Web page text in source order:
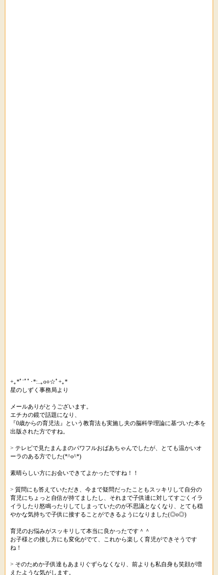
+｡*ﾟ¨ﾟﾟ･*:..｡o○☆ﾟ+｡*
星のしずく事務局より
メールありがとうございます。
エチカの鏡で話題になり、
『0歳からの育児法』という教育法も実施し夫の脳科学理論に基づいた本を
出版された方ですね。
> テレビで見たまんまのパワフルおばあちゃんでしたが、とても温かいオ
ーラのある方でした(*^o^*)
素晴らしい方にお会いできてよかったですね！！
> 質問にも答えていただき、今まで疑問だったこともスッキリして自分の
育児にちょっと自信が持てましたし、それまで子供達に対してすごくイラ
イラしたり怒鳴ったりしてしまっていたのが不思議となくなり、とても穏
やかな気持ちで子供に接することができるようになりました(◎o◎)
育児のお悩みがスッキリして本当に良かったです＾＾
お子様との接し方にも変化がでて、これから楽しく育児ができそうです
ね！
> そのためか子供達もあまりぐずらなくなり、前よりも私自身も笑顔が増
えたような気がします。